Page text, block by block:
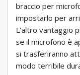
braccio per
impostarlo per
L’altro vantaggio
se il microfono è
si trasferiranno
modo terribile